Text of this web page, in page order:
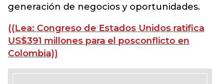
generación de negocios y oportunidades.
((Lea: Congreso de Estados Unidos ratifica
US$391 millones para el posconflicto en
Colombia))